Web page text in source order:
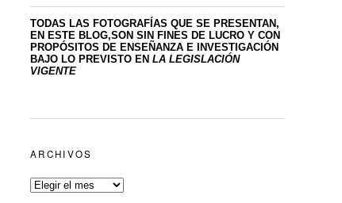
TODAS LAS FOTOGRAFÍAS QUE SE PRESENTAN,
EN ESTE BLOG,SON SIN FINES DE LUCRO Y CON
PROPÓSITOS DE ENSEÑANZA E INVESTIGACIÓN
BAJO LO PREVISTO EN LA LEGISLACIÓN
VIGENTE
ARCHIVOS